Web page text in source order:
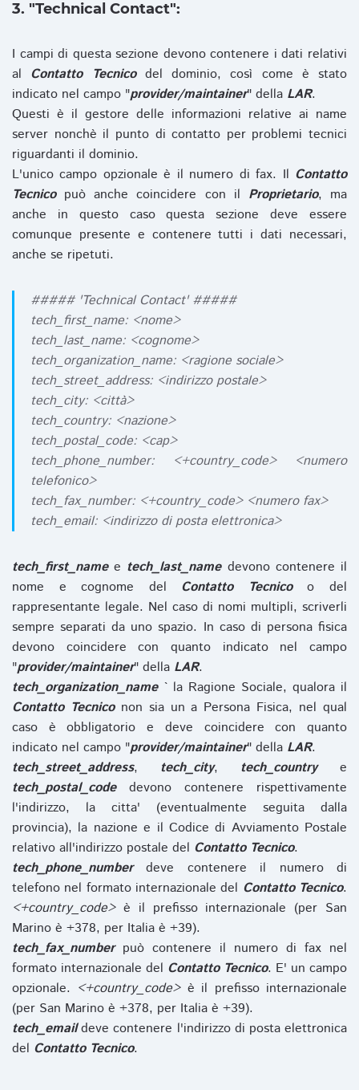
3. "Technical Contact":
I campi di questa sezione devono contenere i dati relativi
al Contatto Tecnicodel dominio, così come è stato
indicato nel campo "provider/maintainer" della LAR.
Questi è il gestore delle informazioni relative ai name
server nonchè il punto di contatto per problemi tecnici
riguardanti il dominio.
L'unico campo opzionale è il numero di fax. Il Contatto
Tecnicopuò anche coincidere con il Proprietario, ma
anche in questo caso questa sezione deve essere
comunque presente e contenere tutti i dati necessari,
anche se ripetuti.
##### 'Technical Contact' #####
tech_first_name: <nome>
tech_last_name: <cognome>
tech_organization_name: <ragione sociale>
tech_street_address: <indirizzo postale>
tech_city: <città>
tech_country: <nazione>
tech_postal_code: <cap>
tech_phone_number: <+country_code> <numero
telefonico>
tech_fax_number: <+country_code> <numero fax>
tech_email: <indirizzo di posta elettronica>
tech_first_namee tech_last_namedevono contenere il
nome e cognome del Contatto Tecnicoo del
rappresentante legale. Nel caso di nomi multipli, scriverli
sempre separati da uno spazio. In caso di persona fisica
devono coincidere con quanto indicato nel campo
"provider/maintainer" della LAR.
tech_organization_name` la Ragione Sociale, qualora il
Contatto Tecniconon sia un a Persona Fisica, nel qual
caso è obbligatorio e deve coincidere con quanto
indicato nel campo "provider/maintainer" della LAR.
tech_street_address, tech_city, tech_countrye
tech_postal_codedevono contenere rispettivamente
l'indirizzo, la citta' (eventualmente seguita dalla
provincia), la nazione e il Codice di Avviamento Postale
relativo all'indirizzo postale del Contatto Tecnico.
tech_phone_numberdeve contenere il numero di
telefono nel formato internazionale del Contatto Tecnico.
<+country_code>è il prefisso internazionale (per San
Marino è +378, per Italia è +39).
tech_fax_numberpuò contenere il numero di fax nel
formato internazionale del Contatto Tecnico. E' un campo
opzionale. <+country_code>è il prefisso internazionale
(per San Marino è +378, per Italia è +39).
tech_emaildeve contenere l'indirizzo di posta elettronica
del Contatto Tecnico.